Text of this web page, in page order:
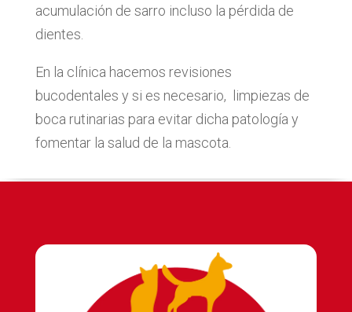
acumulación de sarro incluso la pérdida de
dientes.
En la clínica hacemos revisiones
bucodentales y si es necesario, limpiezas de
boca rutinarias para evitar dicha patología y
fomentar la salud de la mascota.